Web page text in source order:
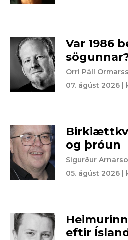
Var 1986
Orri Páll
07. ágúst 2026 |
og þróun
Sigurður
05. ágúst 2026 |
eftir